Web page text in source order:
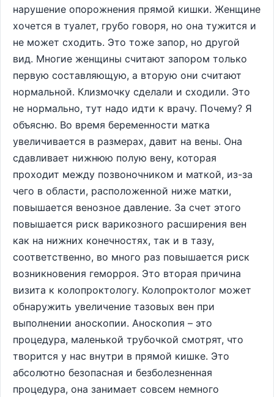
нарушение опорожнения прямой кишки. Женщине
хочется в туалет, грубо говоря, но она тужится и
не может сходить. Это тоже запор, но другой
вид. Многие женщины считают запором только
первую составляющую, а вторую они считают
нормальной. Клизмочку сделали и сходили. Это
не нормально, тут надо идти к врачу. Почему? Я
объясню. Во время беременности матка
увеличивается в размерах, давит на вены. Она
сдавливает нижнюю полую вену, которая
проходит между позвоночником и маткой, из-за
чего в области, расположенной ниже матки,
повышается венозное давление. За счет этого
повышается риск варикозного расширения вен
как на нижних конечностях, так и в тазу,
соответственно, во много раз повышается риск
возникновения геморроя. Это вторая причина
визита к колопроктологу. Колопроктолог может
обнаружить увеличение тазовых вен при
выполнении аноскопии. Аноскопия – это
процедура, маленькой трубочкой смотрят, что
творится у нас внутри в прямой кишке. Это
абсолютно безопасная и безболезненная
процедура, она занимает совсем немного